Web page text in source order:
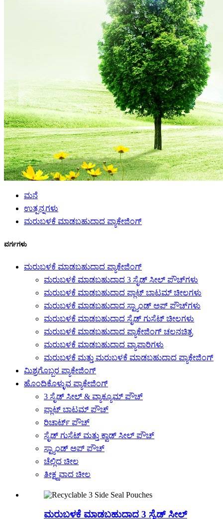
ಮನೆ
ಉತ್ಪನ್ನಗಳು
ಮರುಬಳಕೆ ಮಾಡಬಹುದಾದ ಪ್ಯಾಕೇಜಿಂಗ್
ವರ್ಗಗಳು
ಮರುಬಳಕೆ ಮಾಡಬಹುದಾದ ಪ್ಯಾಕೇಜಿಂಗ್
ಮರುಬಳಕೆ ಮಾಡಬಹುದಾದ 3 ಸೈಡ್ ಸೀಲ್ ಪೌಚ್‌ಗಳು
ಮರುಬಳಕೆ ಮಾಡಬಹುದಾದ ಫ್ಲಾಟ್ ಬಾಟಮ್ ಚೀಲಗಳು
ಮರುಬಳಕೆ ಮಾಡಬಹುದಾದ ಸ್ಟ್ಯಾಂಡ್ ಅಪ್ ಪೌಚ್‌ಗಳು
ಮರುಬಳಕೆ ಮಾಡಬಹುದಾದ ಸೈಡ್ ಗುಸೆಟ್ ಚೀಲಗಳು
ಮರುಬಳಕೆ ಮಾಡಬಹುದಾದ ಪ್ಯಾಕೇಜಿಂಗ್ ಚಲನಚಿತ್ರ
ಮರುಬಳಕೆ ಮಾಡಬಹುದಾದ ವ್ಯಾಪಾರಿಗಳು
ಮರುಬಳಕೆ ಮತ್ತು ಮರುಬಳಕೆ ಮಾಡಬಹುದಾದ ಪ್ಯಾಕೇಜಿಂಗ್
ಮಿಶ್ರಗೊಬ್ಬರ ಪ್ಯಾಕೇಜಿಂಗ್
ಹೊಂದಿಕೊಳ್ಳುವ ಪ್ಯಾಕೇಜಿಂಗ್
3 ಸೈಡ್ ಸೀಲ್ & ವ್ಯಾಕ್ಯೂಮ್ ಪೌಚ್
ಫ್ಲಾಟ್ ಬಾಟಮ್ ಪೌಚ್
ರಿಚಾರ್ಟ್ ಪೌಚ್
ಸೈಡ್ ಗುಸೆಟ್ ಮತ್ತು ಕ್ವಾಡ್ ಸೀಲ್ ಪೌಚ್
ಸ್ಟ್ಯಾಂಡ್ ಅಪ್ ಪೌಚ್
ಚೆಲ್ಲಿದ ಚೀಲ
ತೀಕ್ಷ್ಣವಾದ ಚೀಲ
ಮರುಬಳಕೆ ಮಾಡಬಹುದಾದ 3 ಸೈಡ್ ಸೀಲ್